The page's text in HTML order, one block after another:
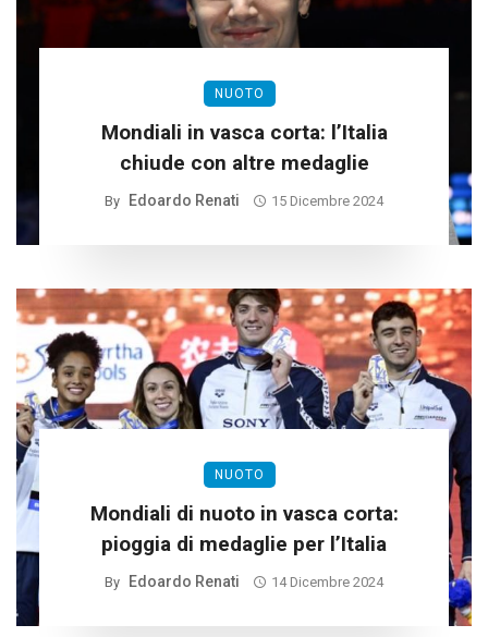
NUOTO
Mondiali in vasca corta: l’Italia
chiude con altre medaglie
By Edoardo Renati 15 Dicembre 2024
NUOTO
Mondiali di nuoto in vasca corta:
pioggia di medaglie per l’Italia
By Edoardo Renati 14 Dicembre 2024